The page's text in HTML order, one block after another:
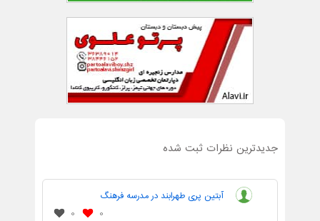
جدیدترین نظرات ثبت شده
آبتین پری طهرابند در مدرسه فرهنگ
0
0